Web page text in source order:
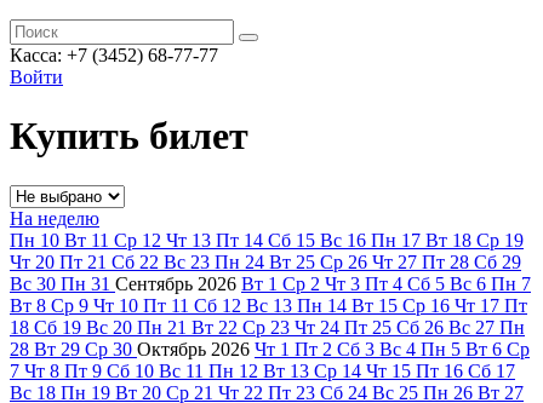
Касса: +7 (3452) 68-77-77
Войти
Купить билет
На неделю
Пн 10 Вт 11 Ср 12 Чт 13 Пт 14 Сб 15 Вс 16 Пн 17 Вт 18 Ср 19
Чт 20 Пт 21 Сб 22 Вс 23 Пн 24 Вт 25 Ср 26 Чт 27 Пт 28 Сб 29
Вс 30 Пн 31 Сентябрь 2026 Вт 1 Ср 2 Чт 3 Пт 4 Сб 5 Вс 6 Пн 7
Вт 8 Ср 9 Чт 10 Пт 11 Сб 12 Вс 13 Пн 14 Вт 15 Ср 16 Чт 17 Пт
18 Сб 19 Вс 20 Пн 21 Вт 22 Ср 23 Чт 24 Пт 25 Сб 26 Вс 27 Пн
28 Вт 29 Ср 30 Октябрь 2026 Чт 1 Пт 2 Сб 3 Вс 4 Пн 5 Вт 6 Ср
7 Чт 8 Пт 9 Сб 10 Вс 11 Пн 12 Вт 13 Ср 14 Чт 15 Пт 16 Сб 17
Вс 18 Пн 19 Вт 20 Ср 21 Чт 22 Пт 23 Сб 24 Вс 25 Пн 26 Вт 27